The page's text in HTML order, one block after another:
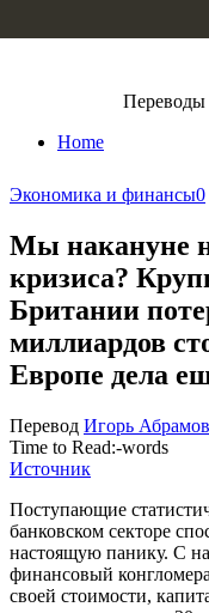
Переводы
Home
Экономика и финансы0
Мы накануне
кризиса?
Британии
миллиардов
Европе дела
Перевод Игорь Абрамов
Time to Read:-words
Источник
Поступающие
банковском секторе
настоящую панику. С
финансовый
своей стоимости,